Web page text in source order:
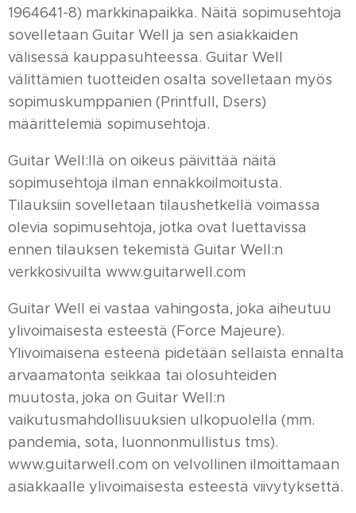
1964641-8) markkinapaikka. Näitä sopimusehtoja
sovelletaan Guitar Well ja sen asiakkaiden
välisessä kauppasuhteessa. Guitar Well
välittämien tuotteiden osalta sovelletaan myös
sopimuskumppanien (Printfull, Dsers)
määrittelemiä sopimusehtoja.
Guitar Well:llä on oikeus päivittää näitä
sopimusehtoja ilman ennakkoilmoitusta.
Tilauksiin sovelletaan tilaushetkellä voimassa
olevia sopimusehtoja, jotka ovat luettavissa
ennen tilauksen tekemistä Guitar Well:n
verkkosivuilta www.guitarwell.com
Guitar Well ei vastaa vahingosta, joka aiheutuu
ylivoimaisesta esteestä (Force Majeure).
Ylivoimaisena esteenä pidetään sellaista ennalta
arvaamatonta seikkaa tai olosuhteiden
muutosta, joka on Guitar Well:n
vaikutusmahdollisuuksien ulkopuolella (mm.
pandemia, sota, luonnonmullistus tms).
www.guitarwell.com on velvollinen ilmoittamaan
asiakkaalle ylivoimaisesta esteestä viivytyksettä.